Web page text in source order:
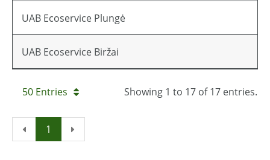
UAB Ecoservice Plungė
UAB Ecoservice Biržai
50 Entries Showing 1 to 17 of 17 entries.
1